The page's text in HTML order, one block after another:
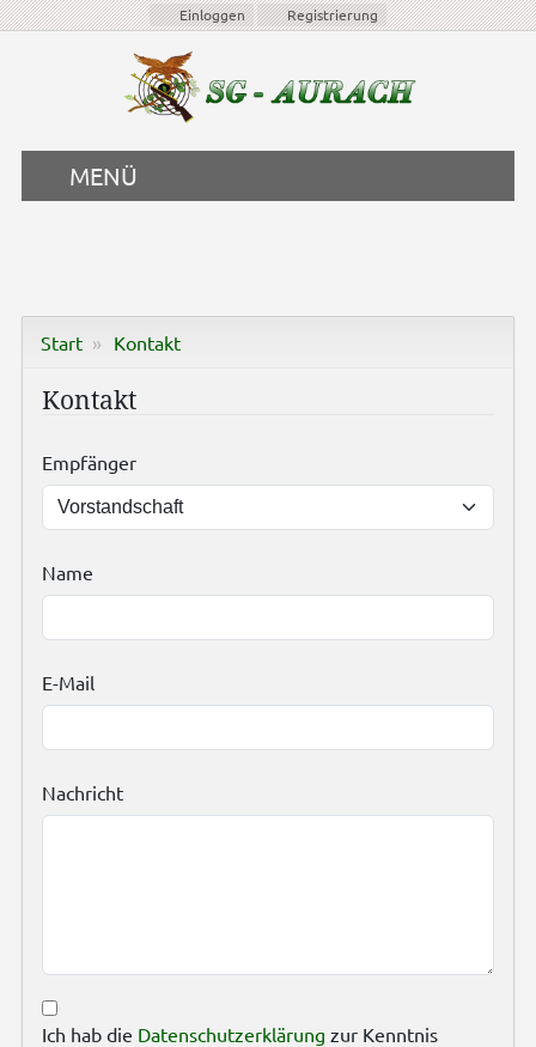
Einloggen Registrierung
MENÜ
Start Kontakt
Kontakt
Empfänger
Name
E-Mail
Nachricht
Ich hab die Datenschutzerklärung zur Kenntnis